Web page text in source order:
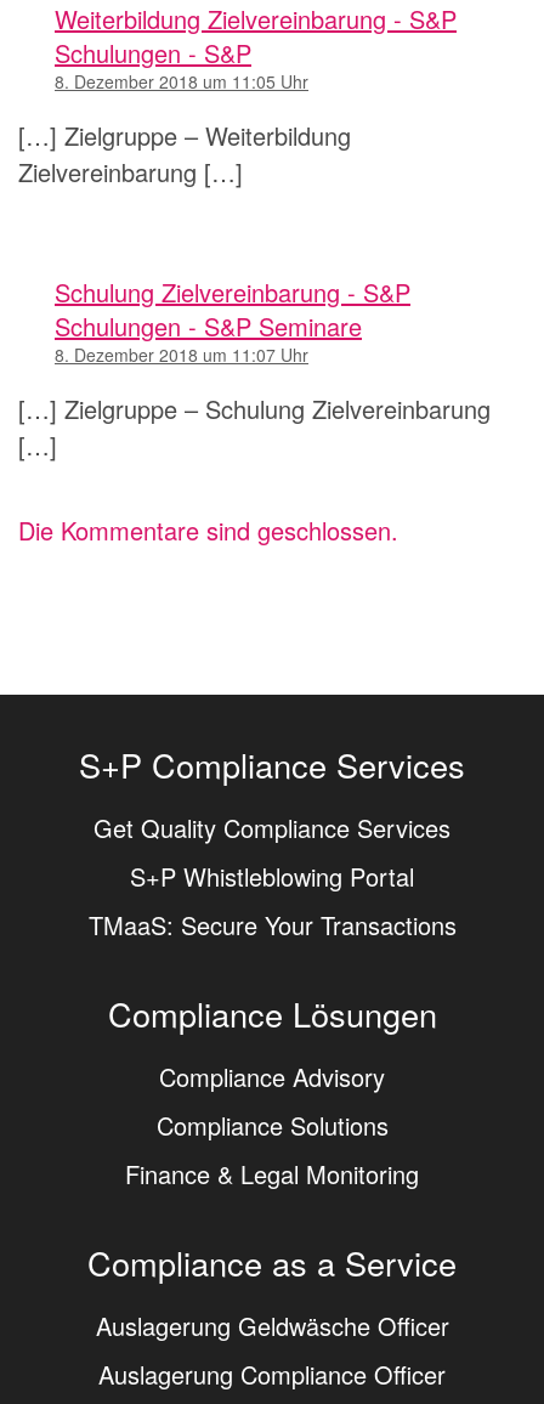
Weiterbildung Zielvereinbarung - S&P
Schulungen - S&P
8. Dezember 2018 um 11:05 Uhr
[…] Zielgruppe – Weiterbildung
Zielvereinbarung […]
Schulung Zielvereinbarung - S&P
Schulungen - S&P Seminare
8. Dezember 2018 um 11:07 Uhr
[…] Zielgruppe – Schulung Zielvereinbarung
[…]
Die Kommentare sind geschlossen.
S+P Compliance Services
Get Quality Compliance Services
S+P Whistleblowing Portal
TMaaS: Secure Your Transactions
Compliance Lösungen
Compliance Advisory
Compliance Solutions
Finance & Legal Monitoring
Compliance as a Service
Auslagerung Geldwäsche Officer
Auslagerung Compliance Officer